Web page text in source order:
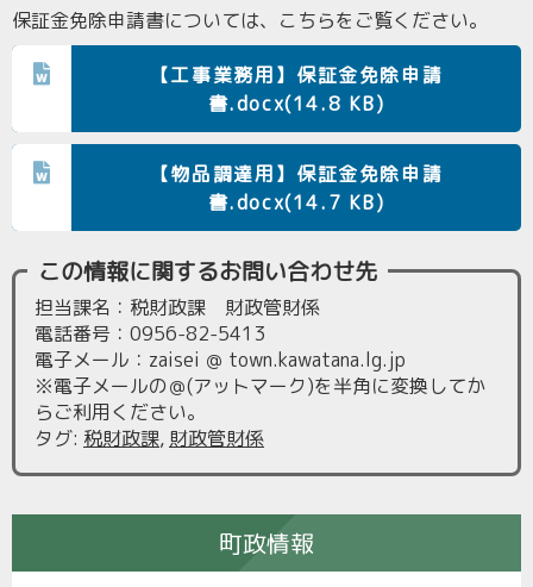
保証金免除申請書については、こちらをご覧ください。
【工事業務用】保証金免除申請
書.docx(14.8 KB)
【物品調達用】保証金免除申請
書.docx(14.7 KB)
この情報に関するお問い合わせ先
担当課名：税財政課 財政管財係
電話番号：0956-82-5413
電子メール：zaisei ＠ town.kawatana.lg.jp
※電子メールの＠(アットマーク)を半角に変換してか
らご利用ください。
タグ: 税財政課, 財政管財係
町政情報